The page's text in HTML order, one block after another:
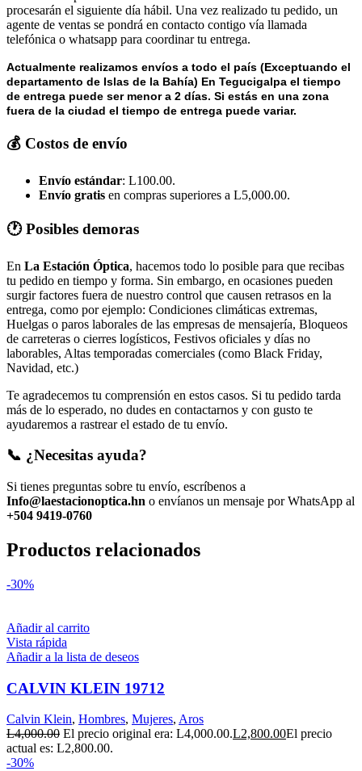
procesarán el siguiente día hábil. Una vez realizado tu pedido, un
agente de ventas se pondrá en contacto contigo vía llamada
telefónica o whatsapp para coordinar tu entrega.
Actualmente realizamos envíos a todo el país (Exceptuando el
departamento de Islas de la Bahía) En Tegucigalpa el tiempo
de entrega puede ser menor a 2 días. Si estás en una zona
fuera de la ciudad el tiempo de entrega puede variar.
💰 Costos de envío
Envío estándar: L100.00.
Envío gratis en compras superiores a L5,000.00.
🕐 Posibles demoras
En La Estación Óptica, hacemos todo lo posible para que recibas
tu pedido en tiempo y forma. Sin embargo, en ocasiones pueden
surgir factores fuera de nuestro control que causen retrasos en la
entrega, como por ejemplo: Condiciones climáticas extremas,
Huelgas o paros laborales de las empresas de mensajería, Bloqueos
de carreteras o cierres logísticos, Festivos oficiales y días no
laborables, Altas temporadas comerciales (como Black Friday,
Navidad, etc.)
Te agradecemos tu comprensión en estos casos. Si tu pedido tarda
más de lo esperado, no dudes en contactarnos y con gusto te
ayudaremos a rastrear el estado de tu envío.
📞 ¿Necesitas ayuda?
Si tienes preguntas sobre tu envío, escríbenos a
Info@laestacionoptica.hn o envíanos un mensaje por WhatsApp al
+504 9419-0760
Productos relacionados
-30%
Añadir al carrito
Vista rápida
Añadir a la lista de deseos
CALVIN KLEIN 19712
Calvin Klein, Hombres, Mujeres, Aros
L4,000.00 El precio original era: L4,000.00.L2,800.00El precio
actual es: L2,800.00.
-30%